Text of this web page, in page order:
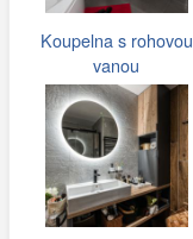
Koupelna s rohovou
vanou